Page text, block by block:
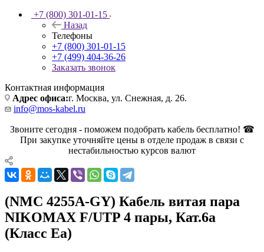
+7 (800) 301-01-15
Назад
Телефоны
+7 (800) 301-01-15
+7 (499) 404-36-26
Заказать звонок
Контактная информация
Адрес офиса:г. Москва, ул. Снежная, д. 26.
info@mos-kabel.ru
Звоните сегодня - поможем подобрать кабель бесплатно! ☎
При закупке уточняйте цены в отделе продаж в связи с
нестабильностью курсов валют
(NMC 4255A-GY) Кабель витая пара
NIKOMAX F/UTP 4 пары, Кат.6a
(Класс Eа)